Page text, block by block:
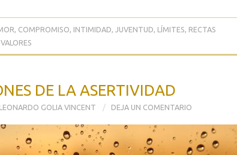
, COMPROMISO, INTIMIDAD,JUVENTUD, LÍMITES, RECTAS
VALORES
DE LA ASERTIVIDAD
LEONARDO GOLIA VINCENT DEJA UN COMENTARIO